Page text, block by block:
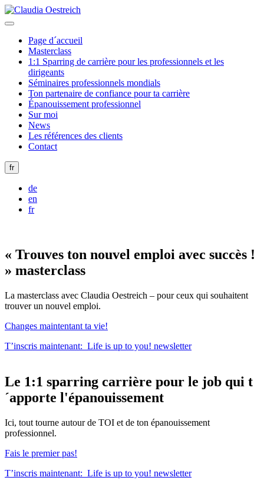
Page d´accueil
Masterclass
1:1 Sparring de carrière pour les professionnels et les
dirigeants
Séminaires professionnels mondials
Ton partenaire de confiance pour ta carrière
Épanouissement professionnel
Sur moi
News
Les références des clients
Contact
fr
de
en
fr
« Trouves ton nouvel emploi avec succès !
» masterclass
La masterclass avec Claudia Oestreich – pour ceux qui souhaitent
trouver un nouvel emploi.
Changes maintentant ta vie!
T’inscris maintenant: Life is up to you! newsletter
Le 1:1 sparring carrière pour le job qui t
´apporte l'épanouissement
Ici, tout tourne autour de TOI et de ton épanouissement
professionnel.
Fais le premier pas!
T’inscris maintenant: Life is up to you! newsletter